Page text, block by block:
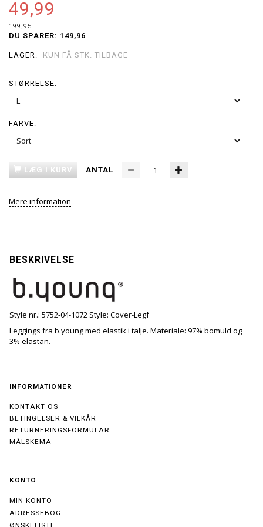
49,99
199,95
DU SPARER: 149,96
LAGER: KUN FÅ STK. TILBAGE
STØRRELSE:
FARVE:
LÆG I KURV ANTAL
Mere information
BESKRIVELSE
Style nr.: 5752-04-1072 Style: Cover-Legf
Leggings fra b.young med elastik i talje. Materiale: 97% bomuld og
3% elastan.
INFORMATIONER
KONTAKT OS
BETINGELSER & VILKÅR
RETURNERINGSFORMULAR
MÅLSKEMA
KONTO
MIN KONTO
ADRESSEBOG
ØNSKELISTE